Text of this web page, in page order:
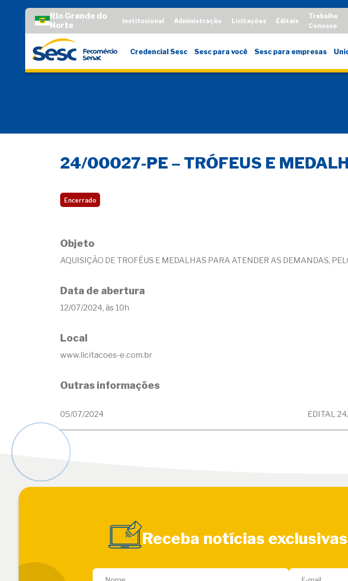
Rio Grande do
Norte
Institucional Administração Licitações Editais
Trabalhe
Conosco
Credencial Sesc Sesc para você Sesc para empresas
24/00027-PE – TRÓFEUS E
Encerrado
Objeto
AQUISIÇÃO DE TROFÉUS E MEDALHAS PARA ATENDER AS DEMANDAS,
Data de abertura
12/07/2024, às 10h
Local
www.licitacoes-e.com.br
Outras informações
05/07/2024 EDITAL
Receba notícias